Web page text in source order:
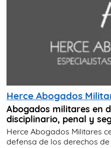
Herce Abogados
Abogados militares en
disciplinario, penal y
Herce Abogados Militares
defensa de los derechos